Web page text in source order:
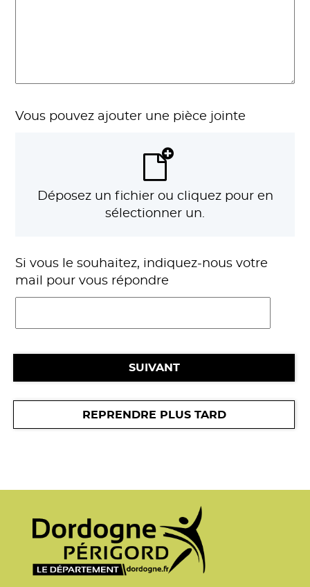
Vous pouvez ajouter une pièce jointe
Déposez un fichier ou cliquez pour en
sélectionner un.
Si vous le souhaitez, indiquez-nous votre
mail pour vous répondre
SUIVANT
REPRENDRE PLUS TARD